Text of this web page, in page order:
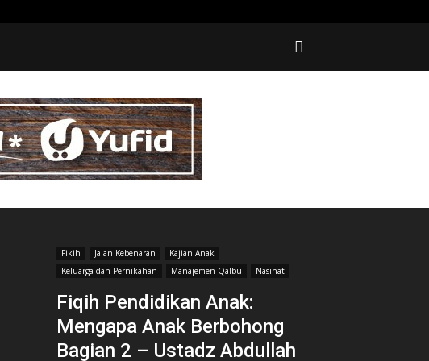
Fikih Jalan Kebenaran
Kajian Anak
Keluarga dan Pernikahan
Manajemen Qalbu Nasihat
Fiqih Pendidikan Anak:
Mengapa Anak Berbohong
Bagian 2 – Ustadz Abdullah